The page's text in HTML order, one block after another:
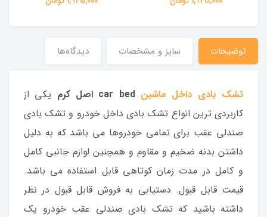
توضیحات سایز و مشخصات دیدگاه‌ها
تشک بادی داخل ماشین car bed اصل کرم
یکی از
کاربردی ترین انواع تشک بادی داخل خودرو و تشک بادی
صندلی عقب برای تمامی خودروها می باشد که به دلیل
داشتن بدنه ضخیم و مقاوم و همچنین لوازم جانبی کامل
و کامل در مدت زمان کوتاهی قابل استفاده می باشد.
قیمت قابل قبول. دستیابی به فروش قابل قبول در نظر
داشته باشید که تشک بادی صندلی عقب خودرو یک